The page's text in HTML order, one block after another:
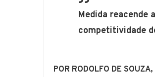
Medida reacende
competitividade
POR RODOLFO DE